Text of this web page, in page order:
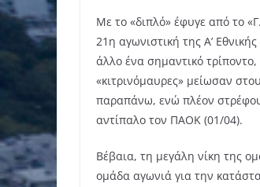
Με το «διπλό» έφυγε από το
21η αγωνιστική της Α’
άλλο ένα σημαντικό
«κιτρινόμαυρες» μείωσαν
παραπάνω, ενώ πλέον
αντίπαλο τον ΠΑΟΚ (01/04).
Βέβαια, τη μεγάλη νίκη της
ομάδα αγωνιά για την